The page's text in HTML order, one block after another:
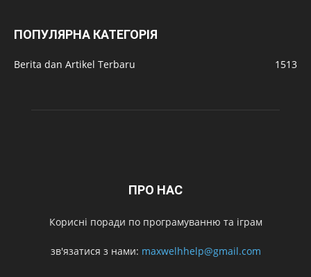
ПОПУЛЯРНА КАТЕГОРІЯ
Berita dan Artikel Terbaru 1513
ПРО НАС
Корисні поради по програмуванню та іграм
зв'язатися з нами: maxwelhhelp@gmail.com